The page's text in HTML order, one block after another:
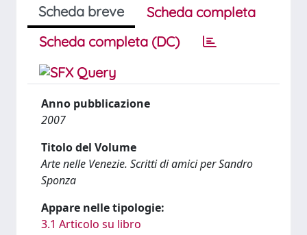
Scheda breve
Scheda completa
Scheda completa (DC)
Anno pubblicazione
2007
Titolo del Volume
Arte nelle Venezie. Scritti di amici per Sandro
Sponza
Appare nelle tipologie:
3.1 Articolo su libro